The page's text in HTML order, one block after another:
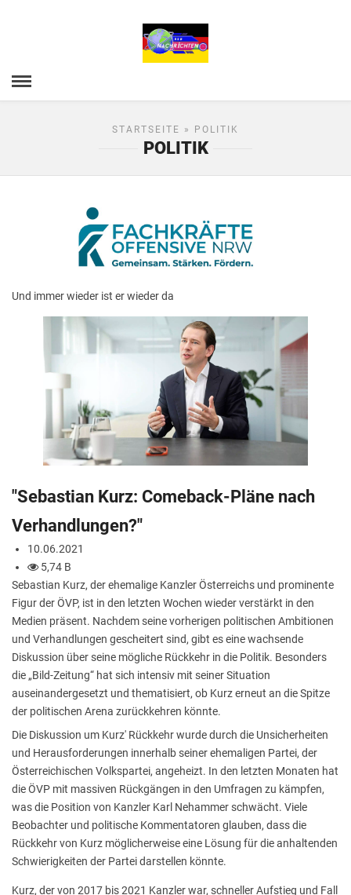
STARTSEITE » POLITIK
POLITIK
Und immer wieder ist er wieder da
"Sebastian Kurz: Comeback-Pläne nach
Verhandlungen?"
10.06.2021
5,74 B
Sebastian Kurz, der ehemalige Kanzler Österreichs und prominente
Figur der ÖVP, ist in den letzten Wochen wieder verstärkt in den
Medien präsent. Nachdem seine vorherigen politischen Ambitionen
und Verhandlungen gescheitert sind, gibt es eine wachsende
Diskussion über seine mögliche Rückkehr in die Politik. Besonders
die „Bild-Zeitung“ hat sich intensiv mit seiner Situation
auseinandergesetzt und thematisiert, ob Kurz erneut an die Spitze
der politischen Arena zurückkehren könnte.
Die Diskussion um Kurz' Rückkehr wurde durch die Unsicherheiten
und Herausforderungen innerhalb seiner ehemaligen Partei, der
Österreichischen Volkspartei, angeheizt. In den letzten Monaten hat
die ÖVP mit massiven Rückgängen in den Umfragen zu kämpfen,
was die Position von Kanzler Karl Nehammer schwächt. Viele
Beobachter und politische Kommentatoren glauben, dass die
Rückkehr von Kurz möglicherweise eine Lösung für die anhaltenden
Schwierigkeiten der Partei darstellen könnte.
Kurz, der von 2017 bis 2021 Kanzler war, schneller Aufstieg und Fall